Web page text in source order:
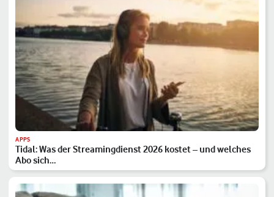
APPS
Tidal: Was der Streamingdienst 2026 kostet – und welches
Abo sich…